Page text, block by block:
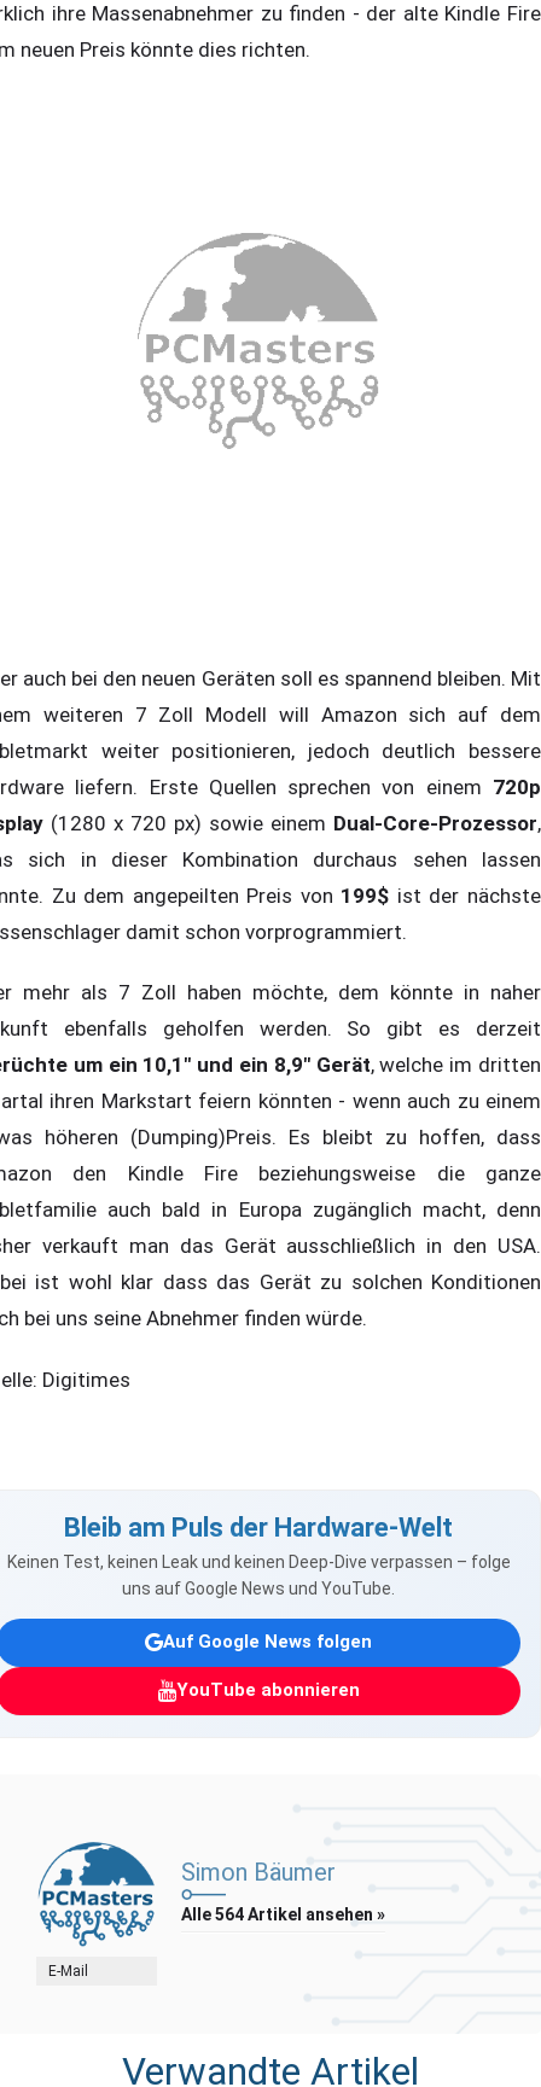
ihre Massenabnehmer zu finden - der alte Kindle Fire
neuen Preis könnte dies richten.
auch bei den neuen Geräten soll es spannend bleiben. Mit
weiteren 7 Zoll Modell will Amazon sich auf dem
weiter positionieren, jedoch deutlich bessere
liefern. Erste Quellen sprechen von einem 720p
(1280 x 720 px) sowie einem Dual-Core-Prozessor,
sich in dieser Kombination durchaus sehen lassen
Zu dem angepeilten Preis von 199$ ist der nächste
damit schon vorprogrammiert.
mehr als 7 Zoll haben möchte, dem könnte in naher
ebenfalls geholfen werden. So gibt es derzeit
um ein 10,1" und ein 8,9" Gerät, welche im dritten
ihren Markstart feiern könnten - wenn auch zu einem
höheren (Dumping)Preis. Es bleibt zu hoffen, dass
den Kindle Fire beziehungsweise die ganze
auch bald in Europa zugänglich macht, denn
verkauft man das Gerät ausschließlich in den USA.
ist wohl klar dass das Gerät zu solchen Konditionen
bei uns seine Abnehmer finden würde.
Digitimes
Bleib am Puls der Hardware-Welt
Keinen Test, keinen Leak und keinen Deep-Dive verpassen – folge
uns auf Google News und YouTube.
Auf Google News folgen
YouTube abonnieren
E-Mail
Simon Bäumer
Alle 564 Artikel ansehen »
Verwandte Artikel